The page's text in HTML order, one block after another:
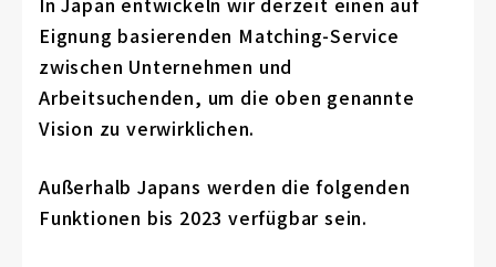
Eignung basierenden Matching-Service
zwischen Unternehmen und
Arbeitsuchenden, um die oben genannte
Vision zu verwirklichen.
Außerhalb Japans werden die folgenden
Funktionen bis 2023 verfügbar sein.